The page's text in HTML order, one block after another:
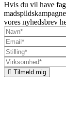
Hvis du vil have
vores nyhedsbrev
Tilmeld mig